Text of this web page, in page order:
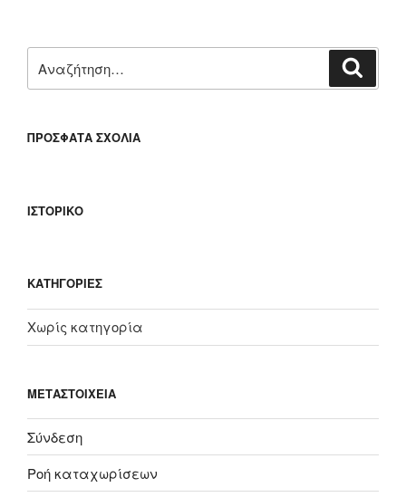
για:
ΠΡΌΣΦΑΤΑ ΣΧΌΛΙΑ
ΙΣΤΟΡΙΚΌ
KΑΤΗΓΟΡΊΕΣ
Χωρίς κατηγορία
ΜΕΤΑΣΤΟΙΧΕΊΑ
Σύνδεση
Ροή καταχωρίσεων